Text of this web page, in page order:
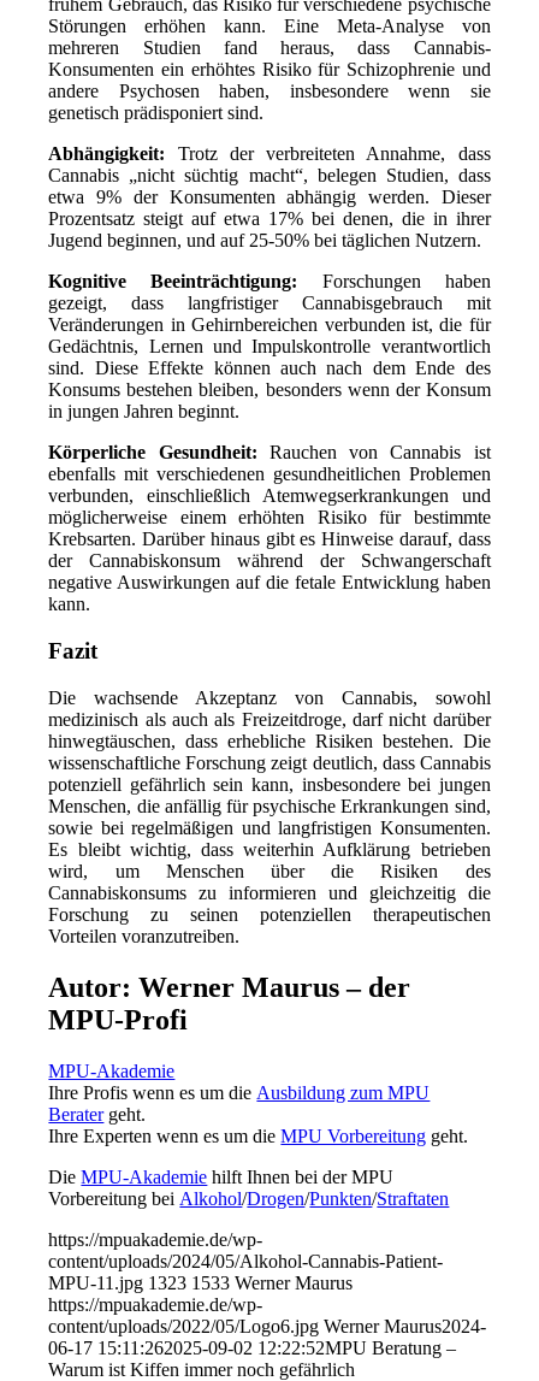
frühem Gebrauch, das Risiko für verschiedene psychische
Störungen erhöhen kann. Eine Meta-Analyse von
mehreren Studien fand heraus, dass Cannabis-
Konsumenten ein erhöhtes Risiko für Schizophrenie und
andere Psychosen haben, insbesondere wenn sie
genetisch prädisponiert sind.
Abhängigkeit: Trotz der verbreiteten Annahme, dass
Cannabis „nicht süchtig macht“, belegen Studien, dass
etwa 9% der Konsumenten abhängig werden. Dieser
Prozentsatz steigt auf etwa 17% bei denen, die in ihrer
Jugend beginnen, und auf 25-50% bei täglichen Nutzern.
Kognitive Beeinträchtigung: Forschungen haben
gezeigt, dass langfristiger Cannabisgebrauch mit
Veränderungen in Gehirnbereichen verbunden ist, die für
Gedächtnis, Lernen und Impulskontrolle verantwortlich
sind. Diese Effekte können auch nach dem Ende des
Konsums bestehen bleiben, besonders wenn der Konsum
in jungen Jahren beginnt.
Körperliche Gesundheit: Rauchen von Cannabis ist
ebenfalls mit verschiedenen gesundheitlichen Problemen
verbunden, einschließlich Atemwegserkrankungen und
möglicherweise einem erhöhten Risiko für bestimmte
Krebsarten. Darüber hinaus gibt es Hinweise darauf, dass
der Cannabiskonsum während der Schwangerschaft
negative Auswirkungen auf die fetale Entwicklung haben
kann.
Fazit
Die wachsende Akzeptanz von Cannabis, sowohl
medizinisch als auch als Freizeitdroge, darf nicht darüber
hinwegtäuschen, dass erhebliche Risiken bestehen. Die
wissenschaftliche Forschung zeigt deutlich, dass Cannabis
potenziell gefährlich sein kann, insbesondere bei jungen
Menschen, die anfällig für psychische Erkrankungen sind,
sowie bei regelmäßigen und langfristigen Konsumenten.
Es bleibt wichtig, dass weiterhin Aufklärung betrieben
wird, um Menschen über die Risiken des
Cannabiskonsums zu informieren und gleichzeitig die
Forschung zu seinen potenziellen therapeutischen
Vorteilen voranzutreiben.
Autor: Werner Maurus – der
MPU-Profi
MPU-Akademie
Ihre Profis wenn es um die Ausbildung zum MPU
Beratergeht.
Ihre Experten wenn es um dieMPU Vorbereitung geht.
DieMPU-Akademie hilft Ihnen bei der MPU
Vorbereitung bei Alkohol/Drogen/Punkten/Straftaten
https://mpuakademie.de/wp-
content/uploads/2024/05/Alkohol-Cannabis-Patient-
MPU-11.jpg 1323 1533 Werner Maurus
https://mpuakademie.de/wp-
content/uploads/2022/05/Logo6.jpg Werner Maurus2024-
06-17 15:11:262025-09-02 12:22:52MPU Beratung –
Warum ist Kiffen immer noch gefährlich